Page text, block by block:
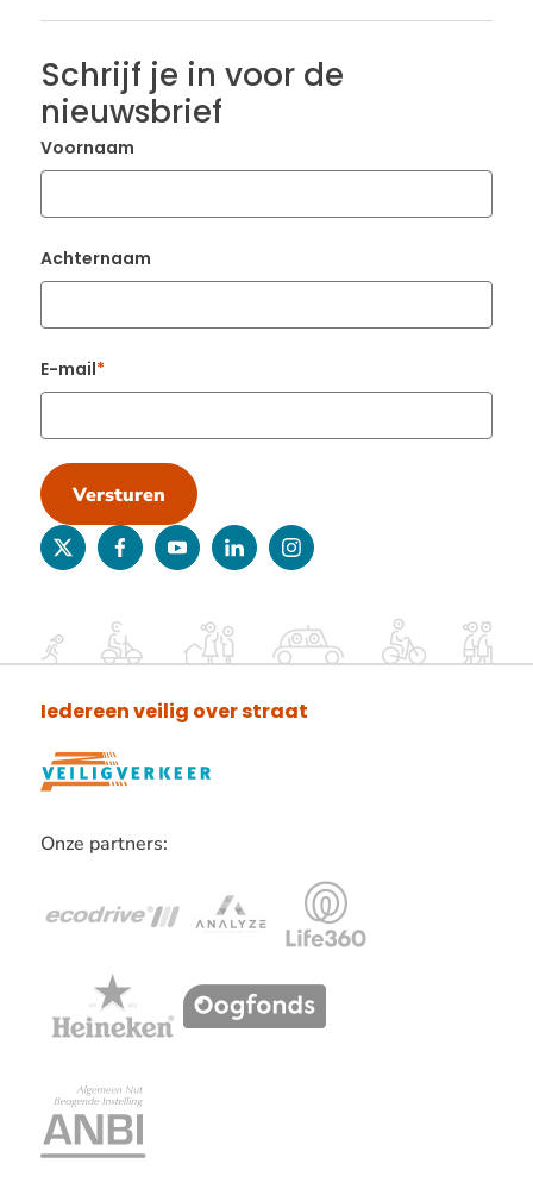
Schrijf je in voor de
nieuwsbrief
Voornaam
Achternaam
E-mail
Versturen
twitterfacebookyoutubelinkedininstagram
Iedereen veilig over straat
Onze partners:
verder
partners